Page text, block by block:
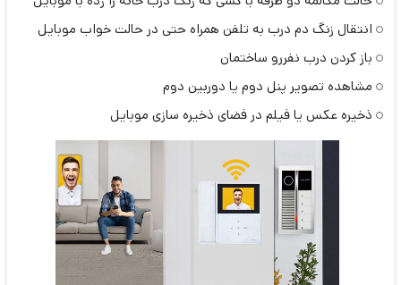
انتقال زنگ دم درب به تلفن همراه حتی در حالت خواب موبایل
باز کردن درب نفررو ساختمان
مشاهده تصویر پنل دوم یا دوربین دوم
ذخیره عکس یا فیلم در فضای ذخیره سازی موبایل